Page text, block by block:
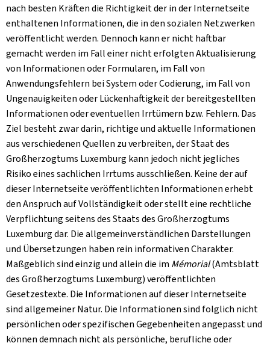
nach besten Kräften die Richtigkeit der in der Internetseite
enthaltenen Informationen, die in den sozialen Netzwerken
veröffentlicht werden. Dennoch kann er nicht haftbar
gemacht werden im Fall einer nicht erfolgten Aktualisierung
von Informationen oder Formularen, im Fall von
Anwendungsfehlern bei System oder Codierung, im Fall von
Ungenauigkeiten oder Lückenhaftigkeit der bereitgestellten
Informationen oder eventuellen Irrtümern bzw. Fehlern. Das
Ziel besteht zwar darin, richtige und aktuelle Informationen
aus verschiedenen Quellen zu verbreiten, der Staat des
Großherzogtums Luxemburg kann jedoch nicht jegliches
Risiko eines sachlichen Irrtums ausschließen. Keine der auf
dieser Internetseite veröffentlichten Informationen erhebt
den Anspruch auf Vollständigkeit oder stellt eine rechtliche
Verpflichtung seitens des Staats des Großherzogtums
Luxemburg dar. Die allgemeinverständlichen Darstellungen
und Übersetzungen haben rein informativen Charakter.
Maßgeblich sind einzig und allein die im Mémorial(Amtsblatt
des Großherzogtums Luxemburg) veröffentlichten
Gesetzestexte. Die Informationen auf dieser Internetseite
sind allgemeiner Natur. Die Informationen sind folglich nicht
persönlichen oder spezifischen Gegebenheiten angepasst und
können demnach nicht als persönliche, berufliche oder